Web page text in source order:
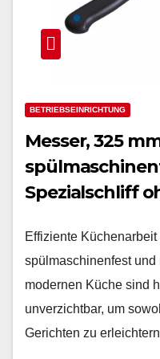
BETRIEBSEINRICHTUNG
Messer, 325
Spezialschliff
Effiziente
spülmaschinenfest
modernen Küche sind
unverzichtbar, um
Gerichten zu